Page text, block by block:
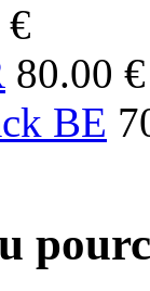
€
80.00 €
BE